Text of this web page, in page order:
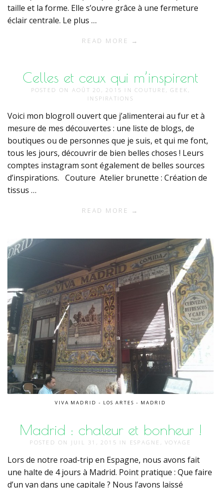
taille et la forme. Elle s’ouvre grâce à une fermeture
éclair centrale. Le plus …
READ MORE →
Celles et ceux qui m’inspirent
POSTED ON AOÛT 20, 2015 INCOUTURE ,GEEK ,
INSPIRATIONS
Voici mon blogroll ouvert que j’alimenterai au fur et à
mesure de mes découvertes : une liste de blogs, de
boutiques ou de personnes que je suis, et qui me font,
tous les jours, découvrir de bien belles choses ! Leurs
comptes instagram sont également de belles sources
d’inspirations. Couture Atelier brunette : Création de
tissus …
READ MORE →
VIVA MADRID - LOS ARTES - MADRID
Madrid : chaleur et bonheur !
POSTED ON JUIL 31, 2015 IN ESPAGNE ,VOYAGE
Lors de notre road-trip en Espagne, nous avons fait
une halte de 4 jours à Madrid. Point pratique : Que faire
d’un van dans une capitale ? Nous l’avons laissé